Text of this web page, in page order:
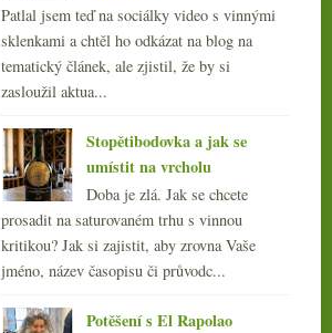
Patlal jsem teď na sociálky video s vinnými
sklenkami a chtěl ho odkázat na blog na
tematický článek, ale zjistil, že by si
zasloužil aktua...
Stopětibodovka a jak se
umístit na vrcholu
Doba je zlá. Jak se chcete
prosadit na saturovaném trhu s vinnou
kritikou? Jak si zajistit, aby zrovna Vaše
jméno, název časopisu či průvodc...
Potěšení s El Rapolao